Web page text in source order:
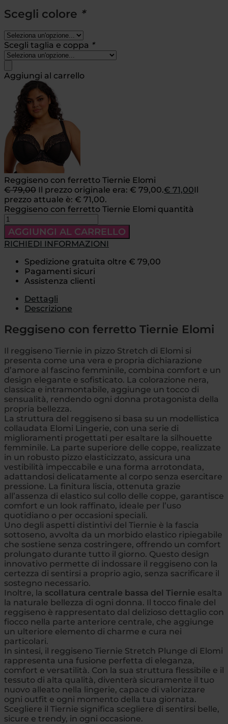
Scegli colore *
Scegli taglia e coppa *
Aggiungi al carrello
Reggiseno con ferretto Tiernie Elomi
€79,00 Il prezzo originale era: € 79,00.€ 71,00Il
prezzo attuale è: € 71,00.
Reggiseno con ferretto Tiernie Elomi quantità
AGGIUNGI AL CARRELLO
RICHIEDI INFORMAZIONI
Spedizione gratuita oltre € 79,00
Pagamenti sicuri
Assistenza clienti
Dettagli
Descrizione
Reggiseno con ferretto Tiernie Elomi
Il reggiseno Tiernie in pizzo Stretch di Elomi si
presenta come una vera e propria dichiarazione
d’amore al fascino femminile, combina comfort e un
design elegante e sofisticato. La colorazione nera,
classica e intramontabile, aggiunge un tocco di
sensualità, rendendo ogni donna protagonista della
propria bellezza.
La struttura del reggiseno si basa su un modellistica
collaudata Elomi Lingerie, con una serie di
miglioramenti progettati per esaltare la silhouette
femminile. La parte superiore delle coppe, realizzate
in un robusto pizzo elasticizzato, assicura una
vestibilità impeccabile e una forma arrotondata,
adattandosi delicatamente al corpo senza esercitare
pressione. La finitura liscia, ottenuta grazie
all’assenza di elastico sul collo delle coppe, garantisce
comfort e un look raffinato, ideale per l’uso
quotidiano o per occasioni speciali.
Uno degli aspetti distintivi del Tiernie è la fascia
sottoseno, avvolta da un morbido elastico ripiegabile
che sostiene senza costringere, offrendo un comfort
prolungato durante tutto il giorno. Questo design
innovativo permette di indossare il reggiseno con la
certezza di sentirsi a proprio agio, senza sacrificare il
sostegno necessario.
Inoltre, la scollatura centrale bassa del Tiernie esalta
la naturale bellezza di ogni donna. Il tocco finale del
reggiseno è rappresentato dal delizioso dettaglio con
fiocco nella parte anteriore centrale, che aggiunge
un ulteriore elemento di charme e cura nei
particolari.
In sintesi, il reggiseno Tiernie Stretch Plunge di Elomi
rappresenta una fusione perfetta di eleganza,
comfort e versatilità. Con la sua struttura flessibile e il
tessuto di alta qualità, diventerà sicuramente il tuo
nuovo alleato nella lingerie, capace di valorizzare
ogni outfit e ogni momento della tua giornata.
Scegliere il Tiernie significa scegliere di sentirsi belle,
sicure e trendy, in ogni occasione.